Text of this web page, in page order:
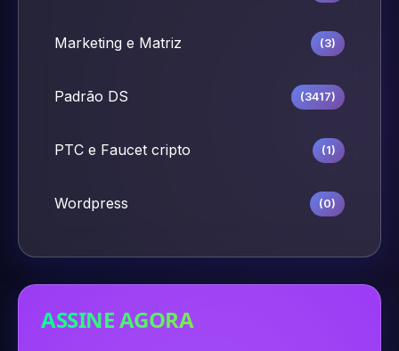
Marketing e Matriz (3)
Padrão DS (3417)
PTC e Faucet cripto (1)
Wordpress (0)
ASSINE AGORA